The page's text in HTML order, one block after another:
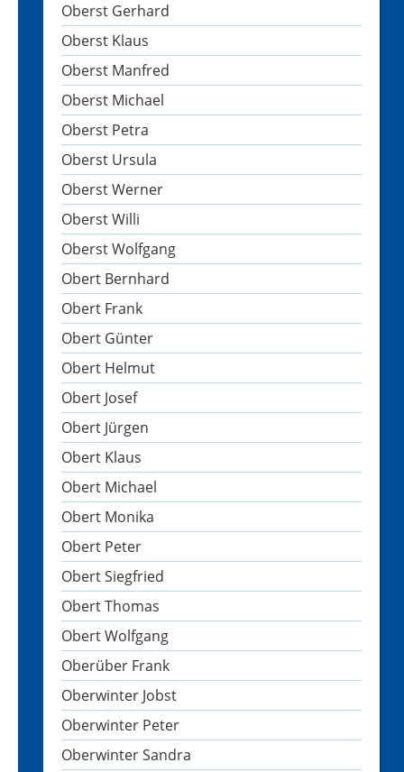
Oberst Gerhard
Oberst Klaus
Oberst Manfred
Oberst Michael
Oberst Petra
Oberst Ursula
Oberst Werner
Oberst Willi
Oberst Wolfgang
Obert Bernhard
Obert Frank
Obert Günter
Obert Helmut
Obert Josef
Obert Jürgen
Obert Klaus
Obert Michael
Obert Monika
Obert Peter
Obert Siegfried
Obert Thomas
Obert Wolfgang
Oberüber Frank
Oberwinter Jobst
Oberwinter Peter
Oberwinter Sandra